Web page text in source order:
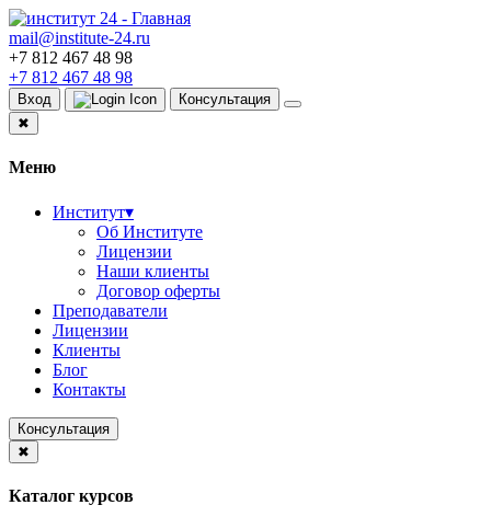
mail@institute-24.ru
+7 812 467 48 98
+7 812 467 48 98
Вход
Консультация
✖
Меню
Институт▾
Об Институте
Лицензии
Наши клиенты
Договор оферты
Преподаватели
Лицензии
Клиенты
Блог
Контакты
Консультация
✖
Каталог курсов